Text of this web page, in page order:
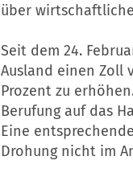
über
Seit dem 24.
Ausland einen Zoll
Prozent zu
Berufung auf das
Eine
Drohung nicht im